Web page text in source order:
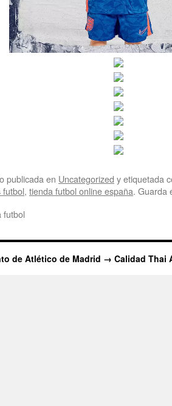
publicada en Uncategorized y etiquetada
futbol, tienda futbol online españa. Guarda
futbol
de Atlético de Madrid → Calidad Thai